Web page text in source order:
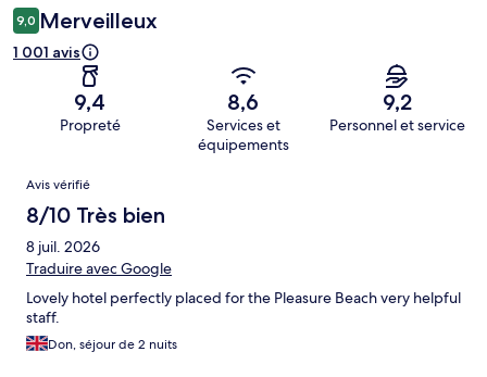
9,0 Merveilleux
1 001 avis
9,4
Propreté
8,6
Services et
équipements
9,2
Personnel et service
Avis
Avis vérifié
8/10 Très bien
8 juil. 2026
Traduire avec Google
Lovely hotel perfectly placed for the Pleasure Beach very helpful
staff.
Don, séjour de 2 nuits